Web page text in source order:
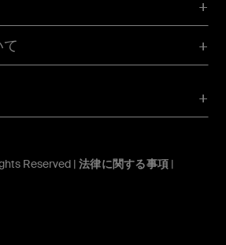
Reserved | 法律に関する事項 |